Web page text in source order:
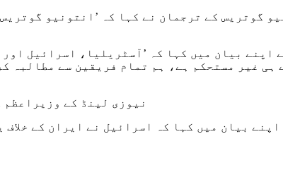
گوتریس کے ترجمان نے کہا کہ ’انتونیو
اپنے بیان میں کہا کہ ’آسٹریلیا، اسرائیل
ہی غیر مستحکم ہے، ہم تمام فریقین سے
نیوزی لینڈ کے
بیان میں کہا کہ اسرائیل نے ایران کے